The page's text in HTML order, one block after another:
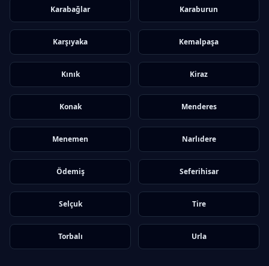
Karabağlar Karaburun
Karşıyaka Kemalpaşa
Kınık Kiraz
Konak Menderes
Menemen Narlıdere
Ödemiş Seferihisar
Selçuk Tire
Torbalı Urla